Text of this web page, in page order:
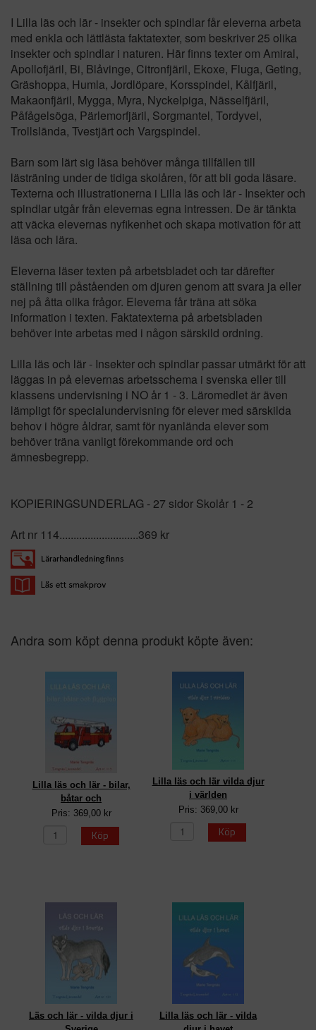
I Lilla läs och lär - insekter och spindlar får eleverna arbeta
med enkla och lättlästa faktatexter, som beskriver 25 olika
insekter och spindlar i naturen. Här finns texter om Amiral,
Apollofjäril, Bi, Blåvinge, Citronfjäril, Ekoxe, Fluga, Geting,
Gräshoppa, Humla, Jordlöpare, Korsspindel, Kålfjäril,
Makaonfjäril, Mygga, Myra, Nyckelpiga, Nässelfjäril,
Påfågelsöga, Pärlemorfjäril, Sorgmantel, Tordyvel,
Trollslända, Tvestjärt och Vargspindel.
Barn som lärt sig läsa behöver många tillfällen till
lästräning under de tidiga skolåren, för att bli goda läsare.
Texterna och illustrationerna i Lilla läs och lär - Insekter och
spindlar utgår från elevernas egna intressen. De är tänkta
att väcka elevernas nyfikenhet och skapa motivation för att
läsa och lära.
Eleverna läser texten på arbetsbladet och tar därefter
ställning till påståenden om djuren genom att svara ja eller
nej på åtta olika frågor. Eleverna får träna att söka
information i texten. Faktatexterna på arbetsbladen
behöver inte arbetas med i någon särskild ordning.
Lilla läs och lär - Insekter och spindlar passar utmärkt för att
läggas in på elevernas arbetsschema i svenska eller till
klassens undervisning i NO år 1 - 3. Läromedlet är även
lämpligt för specialundervisning för elever med särskilda
behov i högre åldrar, samt för nyanlända elever som
behöver träna vanligt förekommande ord och
ämnesbegrepp.
KOPIERINGSUNDERLAG - 27 sidor Skolår 1 - 2
Art nr 114............................369 kr
Andra som köpt denna produkt köpte även:
Lilla läs och lär - bilar,
båtar och
Pris: 369,00 kr
Köp
Lilla läs och lär vilda djur
i världen
Pris: 369,00 kr
Köp
Läs och lär - vilda djur i
Lilla läs och lär - vilda